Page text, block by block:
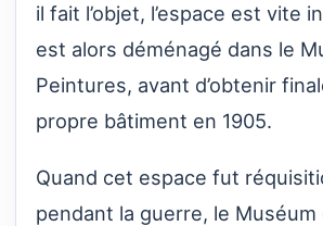
il fait l’objet, l’espace est vite
est alors déménagé dans le
Peintures, avant d’obtenir
propre bâtiment en 1905.
Quand cet espace fut
pendant la guerre, le Muséum